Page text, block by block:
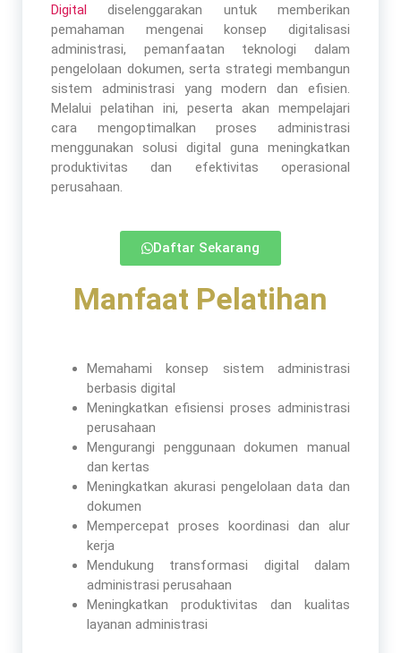
Digital diselenggarakan untuk memberikan
pemahaman mengenai konsep digitalisasi
administrasi, pemanfaatan teknologi dalam
pengelolaan dokumen, serta strategi membangun
sistem administrasi yang modern dan efisien.
Melalui pelatihan ini, peserta akan mempelajari
cara mengoptimalkan proses administrasi
menggunakan solusi digital guna meningkatkan
produktivitas dan efektivitas operasional
perusahaan.
Daftar Sekarang
Manfaat Pelatihan​
Memahami konsep sistem administrasi
berbasis digital
Meningkatkan efisiensi proses administrasi
perusahaan
Mengurangi penggunaan dokumen manual
dan kertas
Meningkatkan akurasi pengelolaan data dan
dokumen
Mempercepat proses koordinasi dan alur
kerja
Mendukung transformasi digital dalam
administrasi perusahaan
Meningkatkan produktivitas dan kualitas
layanan administrasi